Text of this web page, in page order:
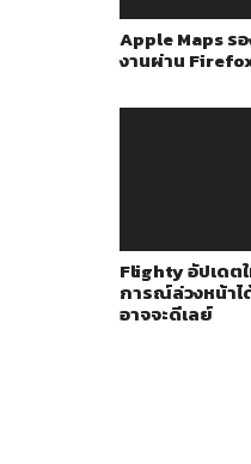
Apple Maps ร
งานผ่าน
Flighty อัปเดต
การณ์ล่วงหน้าไ
อาจจะดีเลย์